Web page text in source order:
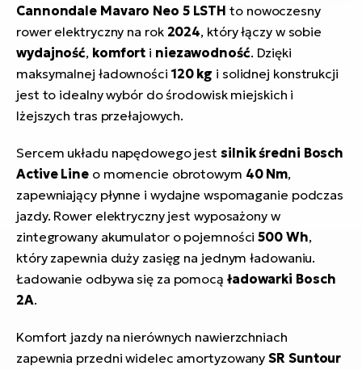
Cannondale Mavaro Neo 5 LSTH to nowoczesny
rower elektryczny na rok 2024, który łączy w sobie
wydajność, komfort i niezawodność. Dzięki
maksymalnej ładowności 120 kg i solidnej konstrukcji
jest to idealny wybór do środowisk miejskich i
lżejszych tras przełajowych.
Sercem układu napędowego jest silnik średni Bosch
Active Lineo momencie obrotowym 40 Nm,
zapewniający płynne i wydajne wspomaganie podczas
jazdy. Rower elektryczny jest wyposażony w
zintegrowany akumulator o pojemności500 Wh,
który zapewnia duży zasięg na jednym ładowaniu.
Ładowanie odbywa się za pomocą ładowarki Bosch
2A.
Komfort jazdy na nierównych nawierzchniach
zapewnia przedni widelec amortyzowanySR Suntour